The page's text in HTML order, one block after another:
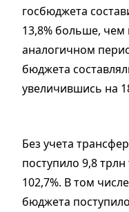
госбюджета
13,8% больше, чем
аналогичном
бюджета
увеличившись на
Без учета
поступило 9,8
102,7%. В том
бюджета